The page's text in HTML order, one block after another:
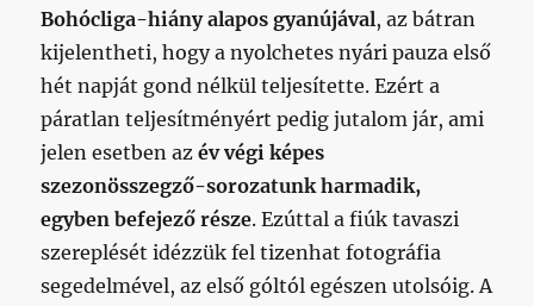
Bohócliga-hiány alapos gyanújával, az bátran
kijelentheti, hogy a nyolchetes nyári pauza első
hét napját gond nélkül teljesítette. Ezért a
páratlan teljesítményért pedig jutalom jár, ami
jelen esetben azév végi képes
szezonösszegző-sorozatunk harmadik,
egyben befejező része. Ezúttal a fiúk tavaszi
szereplését idézzük fel tizenhat fotográfia
segedelmével, az első góltól egészen utolsóig. A